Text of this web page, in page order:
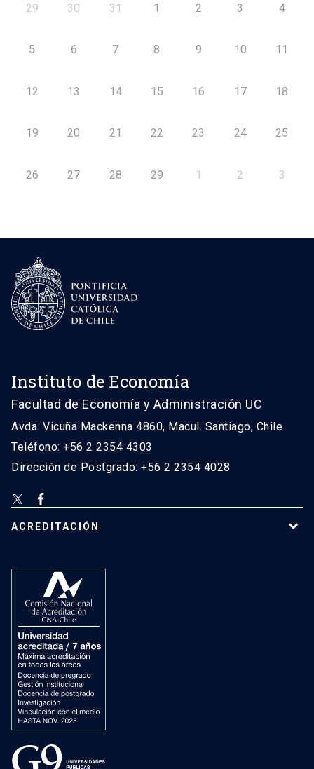
29 30 31 1 2 3 4
5 6 7 8 9 10 11
12 13 14 15 16 17 18
19 20 21 22 23 24 25
26 27 28 29 1 2 3
Instituto de Economía
Facultad de Economía y Administración UC
Avda. Vicuña Mackenna 4860, Macul. Santiago, Chile
Teléfono: +56 2 2354 4303
Dirección de Postgrado: +56 2 2354 4028
ACREDITACIÓN